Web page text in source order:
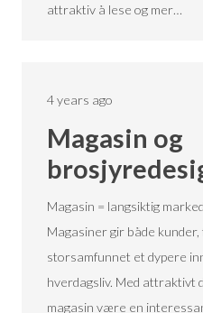
attraktiv å lese og mer…
4 years ago
Magasin og
Magasin = langsiktig
Magasiner gir både
storsamfunnet et dypere
hverdagsliv. Med attraktivt
magasin være en